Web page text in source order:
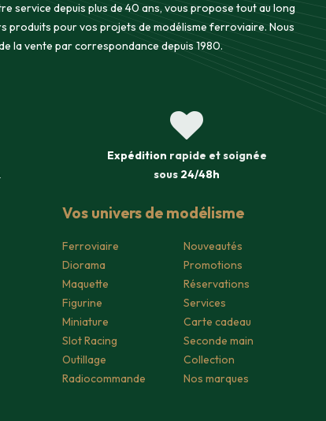
service depuis plus de 40 ans, vous propose tout au long
produits pour vos projets de modélisme ferroviaire. Nous
la vente par correspondance depuis 1980.
Expédition rapide et soignée
sous 24/48h
Vos univers de modélisme
Ferroviaire
Diorama
Maquette
Figurine
Miniature
Slot Racing
Outillage
Radiocommande
Nouveautés
Promotions
Réservations
Services
Carte cadeau
Seconde main
Collection
Nos marques